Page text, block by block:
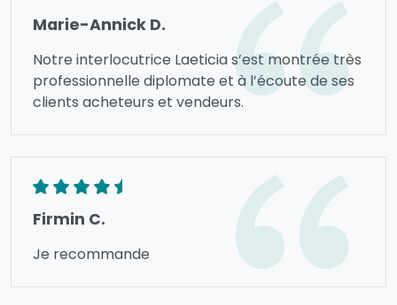
Marie-Annick D.
Notre interlocutrice Laeticia s’est montrée très
professionnelle diplomate et à l’écoute de ses
clients acheteurs et vendeurs.
Firmin C.
Je recommande